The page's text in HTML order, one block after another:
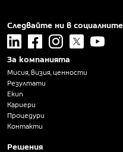
Следвайте ни в
linkedin facebookinstagram
x youtube
За компанията
Мисия, визия, ценности
Резултати
Екип
Кариери
Процедури
Контакти
Решения